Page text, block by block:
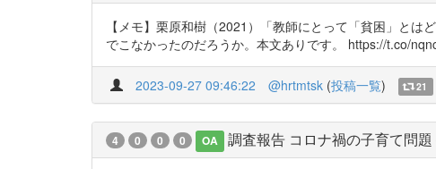
【メモ】栗原和樹（2021）「教師にとって「貧困」と
でこなかったのだろうか。本文ありです。 https://t.co/
2023-09-27 09:46:22 @hrtmtsk (投稿一覧) 21
4 0 0 0 OA 調査報告 コロナ禍の子育て問